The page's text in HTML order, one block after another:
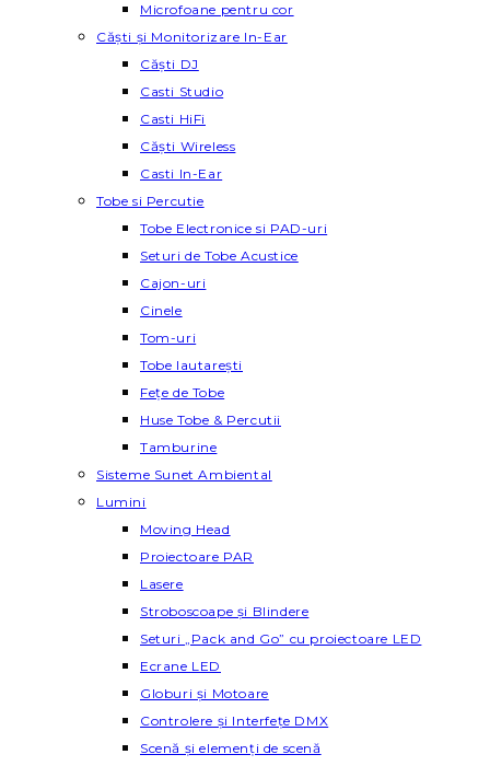
Microfoane pentru cor
Căști și Monitorizare In-Ear
Căști DJ
Casti Studio
Casti HiFi
Căști Wireless
Casti In-Ear
Tobe si Percutie
Tobe Electronice si PAD-uri
Seturi de Tobe Acustice
Cajon-uri
Cinele
Tom-uri
Tobe lautareşti
Fețe de Tobe
Huse Tobe & Percutii
Tamburine
Sisteme Sunet Ambiental
Lumini
Moving Head
Proiectoare PAR
Lasere
Stroboscoape și Blindere
Seturi „Pack and Go” cu proiectoare LED
Ecrane LED
Globuri și Motoare
Controlere și Interfețe DMX
Scenă și elemenți de scenă